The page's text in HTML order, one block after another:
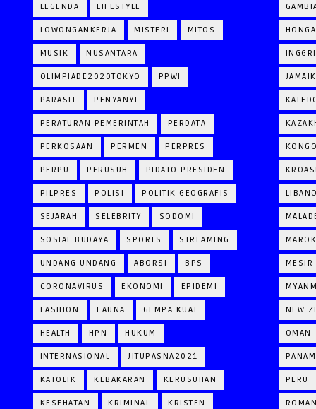
LEGENDA LIFESTYLE
LOWONGANKERJA MISTERI MITOS
MUSIK NUSANTARA
OLIMPIADE2020TOKYO PPWI
PARASIT PENYANYI
PERATURAN PEMERINTAH PERDATA
PERKOSAAN PERMEN PERPRES
PERPU PERUSUH PIDATO PRESIDEN
PILPRES POLISI POLITIK GEOGRAFIS
SEJARAH SELEBRITY SODOMI
SOSIAL BUDAYA SPORTS STREAMING
UNDANG UNDANG ABORSI BPS
CORONAVIRUS EKONOMI EPIDEMI
FASHION FAUNA GEMPA KUAT
HEALTH HPN HUKUM
INTERNASIONAL JITUPASNA2021
KATOLIK KEBAKARAN KERUSUHAN
KESEHATAN KRIMINAL KRISTEN
MESIR
NEW
OMAN
PERU